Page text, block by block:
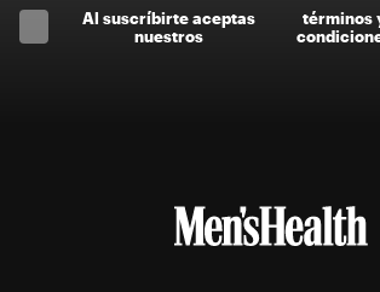
Al suscríbirte aceptas
nuestros
términos